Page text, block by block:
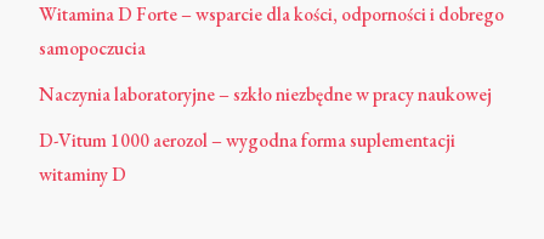
Witamina D Forte – wsparcie dla kości, odporności i dobrego
samopoczucia
Naczynia laboratoryjne – szkło niezbędne w pracy naukowej
D-Vitum 1000 aerozol – wygodna forma suplementacji
witaminy D